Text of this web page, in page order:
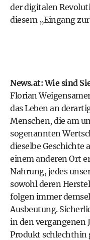
der digitalen
diesem „Eingang
News.at: Wie sind
Florian
das Leben an
Menschen, die am
sogenannten
dieselbe Geschichte
einem anderen Ort
Nahrung, jedes
sowohl deren
folgen immer
Ausbeutung.
in den vergangenen
Produkt schlechthin